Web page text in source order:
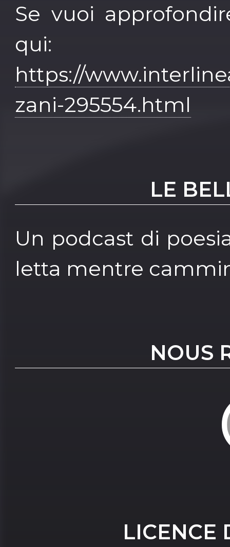
Se vuoi
qui:
https://
zani-295554.html
LE
Un podcast di
letta mentre
NOUS
LICENCE